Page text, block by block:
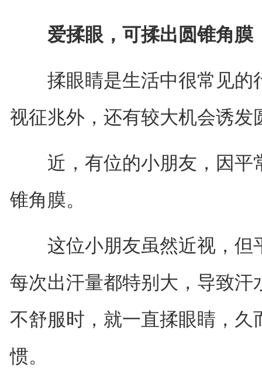
爱揉眼，可揉出圆锥角膜
揉眼睛是生活中很常见的
视征兆外，还有较大机会诱发
近，有位的小朋友，因平
锥角膜。
这位小朋友虽然近视，但
每次出汗量都特别大，导致
不舒服时，就一直揉眼睛，久
惯。